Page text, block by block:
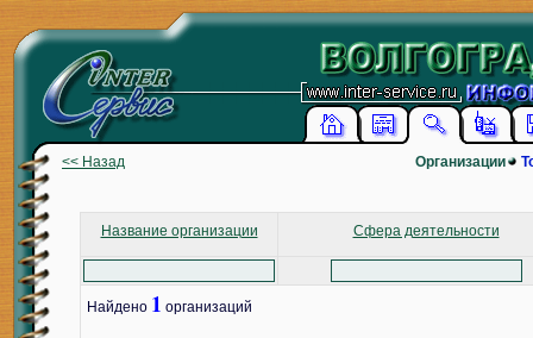
<< Назад Организации
Название организации Сфера деятельности
Найдено 1 организаций